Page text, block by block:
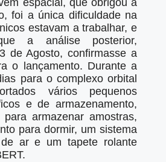
espacial, que obrigou à
foi a única dificuldade na
estavam a trabalhar, e
a análise posterior,
de Agosto, confirmasse a
o lançamento. Durante a
para o complexo orbital
vários pequenos
e de armazenamento,
armazenar amostras,
para dormir, um sistema
ar e um tapete rolante